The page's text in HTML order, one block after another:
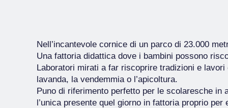
Nell’incantevole cornice di un parco di 23.000
Una fattoria didattica dove i bambini possono
Laboratori mirati a far riscoprire tradizioni e
lavanda, la vendemmia o l’apicoltura.
Puno di riferimento perfetto per le scolaresche in
l’unica presente quel giorno in fattoria proprio